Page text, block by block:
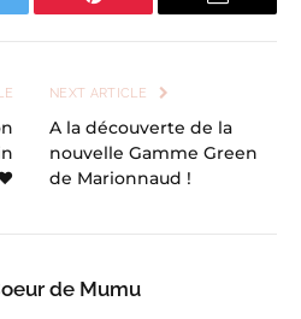
Pinterest Email
NEXT ARTICLE
A la découverte de la
nouvelle Gamme Green
de Marionnaud !
de Mumu